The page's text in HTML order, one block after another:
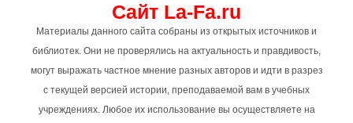
Сайт La-Fa.ru
Материалы данного сайта собраны из открытых источников и
библиотек. Они не проверялись на актуальность и правдивость,
могут выражать частное мнение разных авторов и идти в разрез
с текущей версией истории, преподаваемой вам в учебных
учреждениях. Любое их использование вы осуществляете на